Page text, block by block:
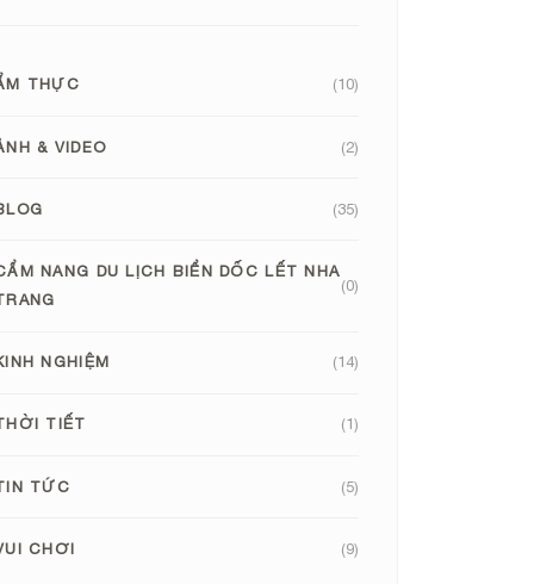
THỰC (10)
& VIDEO (2)
(35)
NANG DU LỊCH BIỂN DỐC LẾT NHA
(0)
NGHIỆM (14)
TIẾT (1)
TỨC (5)
CHƠI (9)